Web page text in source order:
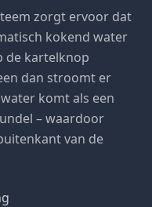
zorgt ervoor dat
kokend water
de kartelknop
dan stroomt er
komt als een
– waardoor
van de